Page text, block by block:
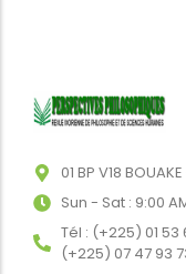
01 BP V18 BOUAKE
Sun - Sat : 9:00
Tél : (+225) 01 53
(+225) 07 47 93